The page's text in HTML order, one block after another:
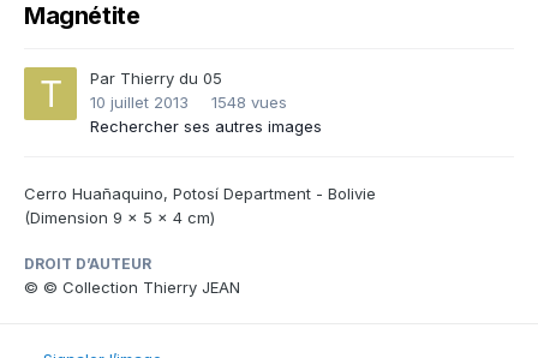
Magnétite
Par Thierry du 05
10 juillet 2013
1548 vues
Rechercher ses autres images
Cerro Huañaquino, Potosí Department - Bolivie
(Dimension 9 x 5 x 4 cm)
DROIT D’AUTEUR
© © Collection Thierry JEAN